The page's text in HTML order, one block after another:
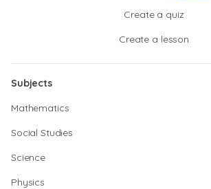
Create a quiz
Create a lesson
Subjects
Mathematics
Social Studies
Science
Physics